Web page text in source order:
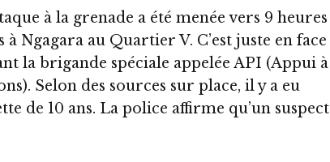
à la grenade a été menée vers 9 heures
Ngagara au Quartier V. C’est juste en face
la brigande spéciale appelée API (Appui à
Selon des sources sur place, il y a eu
de 10 ans. La police affirme qu’un suspect